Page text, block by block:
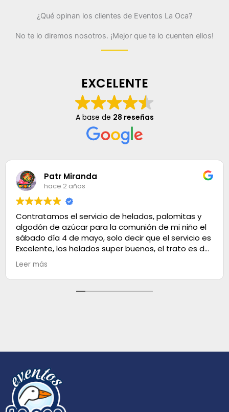
¿Qué opinan los clientes de Eventos La Oca?
No te lo diremos nosotros. ¡Mejor que te lo cuenten ellos!
EXCELENTE
A base de 28 reseñas
Patr Miranda
hace 2 años
Contratamos el servicio de helados, palomitas y
algodón de azúcar para la comunión de mi niño el
sábado día 4 de mayo, solo decir que el servicio es
Excelente, los helados super buenos, el trato es de
100. Muchas gracias
Leer más